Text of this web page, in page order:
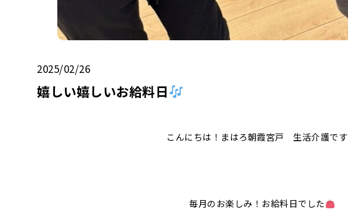
2025/02/26
嬉しい嬉しいお給料日
こんにちは！まはろ朝霞宮戸 生活介護です
毎月のお楽しみ！お給料日でした